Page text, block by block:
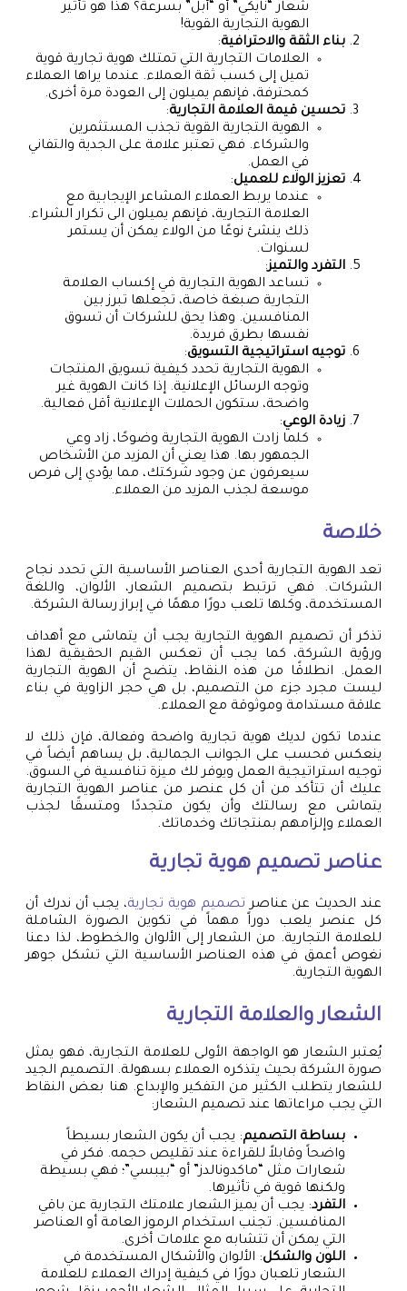
شعار “نايكي” أو “أبل” بسرعة؟ هذا هو تأثير
الهوية التجارية القوية!
بناء الثقة والاحترافية:
العلامات التجارية التي تمتلك هوية تجارية قوية
تميل إلى كسب ثقة العملاء. عندما يراها العملاء
كمحترفة، فإنهم يميلون إلى العودة مرة أخرى.
تحسين قيمة العلامة التجارية:
الهوية التجارية القوية تجذب المستثمرين
والشركاء. فهي تعتبر علامة على الجدية والتفاني
في العمل.
تعزيز الولاء للعميل:
عندما يربط العملاء المشاعر الإيجابية مع
العلامة التجارية، فإنهم يميلون الى تكرار الشراء.
ذلك ينشئ نوعًا من الولاء يمكن أن يستمر
لسنوات.
التفرد والتميز:
تساعد الهوية التجارية في إكساب العلامة
التجارية صبغة خاصة، تجعلها تبرز بين
المنافسين. وهذا يحق للشركات أن تسوق
نفسها بطرق فريدة.
توجيه استراتيجية التسويق:
الهوية التجارية تحدد كيفية تسويق المنتجات
وتوجه الرسائل الإعلانية. إذا كانت الهوية غير
واضحة، ستكون الحملات الإعلانية أقل فعالية.
زيادة الوعي:
كلما زادت الهوية التجارية وضوحًا، زاد وعي
الجمهور بها. هذا يعني أن المزيد من الأشخاص
سيعرفون عن وجود شركتك، مما يؤدي إلى فرص
موسعة لجذب المزيد من العملاء.
خلاصة
تعد الهوية التجارية أحدى العناصر الأساسية التي تحدد نجاح
الشركات. فهي ترتبط بتصميم الشعار، الألوان، واللغة
المستخدمة، وكلها تلعب دورًا مهمًا في إبراز رسالة الشركة.
تذكر أن تصميم الهوية التجارية يجب أن يتماشى مع أهداف
ورؤية الشركة، كما يجب أن تعكس القيم الحقيقية لهذا
العمل. انطلاقًا من هذه النقاط، يتضح أن الهوية التجارية
ليست مجرد جزء من التصميم، بل هي حجر الزاوية في بناء
علاقة مستدامة وموثوقة مع العملاء.
عندما تكون لديك هوية تجارية واضحة وفعالة، فإن ذلك لا
ينعكس فحسب على الجوانب الجمالية، بل يساهم أيضاً في
توجيه استراتيجية العمل ويوفر لك ميزة تنافسية في السوق.
عليك أن تتأكد من أن كل عنصر من عناصر الهوية التجارية
يتماشى مع رسالتك وأن يكون متجددًا ومتسقًا لجذب
العملاء وإلزامهم بمنتجاتك وخدماتك.
عناصر تصميم هوية تجارية
عند الحديث عن عناصر تصميم هوية تجارية، يجب أن ندرك أن
كل عنصر يلعب دوراً مهماً في تكوين الصورة الشاملة
للعلامة التجارية. من الشعار إلى الألوان والخطوط، لذا دعنا
نغوص أعمق في هذه العناصر الأساسية التي تشكل جوهر
الهوية التجارية.
الشعار والعلامة التجارية
يُعتبر الشعار هو الواجهة الأولى للعلامة التجارية، فهو يمثل
صورة الشركة بحيث يتذكره العملاء بسهولة. التصميم الجيد
للشعار يتطلب الكثير من التفكير والإبداع. هنا بعض النقاط
التي يجب مراعاتها عند تصميم الشعار:
بساطة التصميم: يجب أن يكون الشعار بسيطاً
واضحاً وقابلاً للقراءة عند تقليص حجمه. فكر في
شعارات مثل “ماكدونالدز” أو “بيبسي”؛ فهي بسيطة
ولكنها قوية في تأثيرها.
التفرد: يجب أن يميز الشعار علامتك التجارية عن باقي
المنافسين. تجنب استخدام الرموز العامة أو العناصر
التي يمكن أن تتشابه مع علامات أخرى.
اللون والشكل: الألوان والأشكال المستخدمة في
الشعار تلعبان دورًا في كيفية إدراك العملاء للعلامة